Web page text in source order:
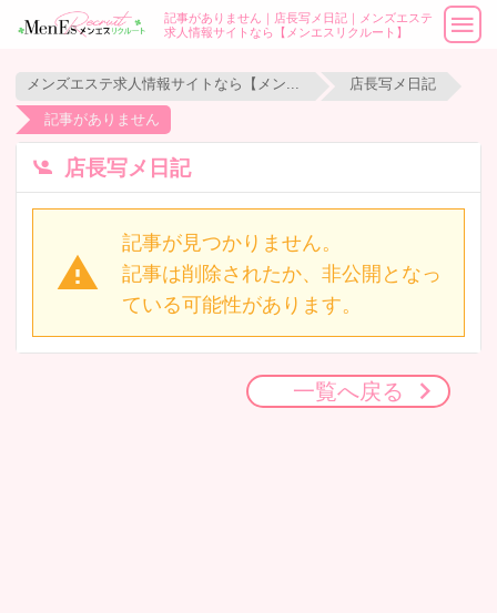
記事がありません｜店長写メ日記｜メンズエステ
求人情報サイトなら【メンエスリクルート】
店長写メ日記
記事がありません
店長写メ日記
記事が見つかりません。
記事は削除されたか、非公開となっ
ている可能性があります。
一覧へ戻る